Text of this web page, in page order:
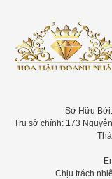
Sở Hữu
Trụ sở chính: 173
Chịu trách